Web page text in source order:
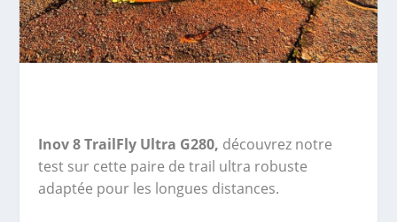
Inov 8 TrailFly Ultra G280, découvrez notre
test sur cette paire de trail ultra robuste
adaptée pour les longues distances.